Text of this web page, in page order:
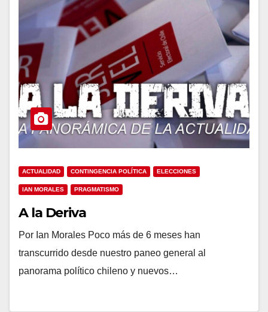
ACTUALIDAD CONTINGENCIA POLÍTICA ELECCIONES
IAN MORALES PRAGMATISMO
A la Deriva
Por Ian Morales Poco más de 6 meses han
transcurrido desde nuestro paneo general al
panorama político chileno y nuevos…